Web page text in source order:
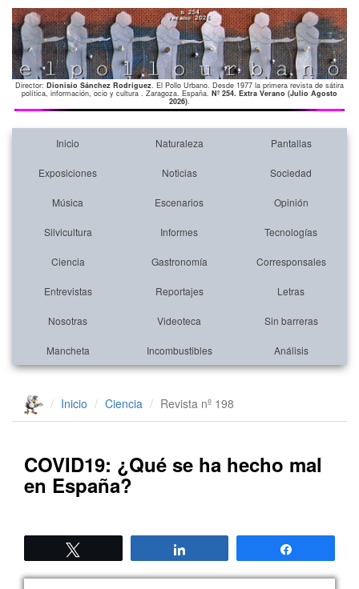
Director: Dionisio Sánchez Rodríguez. El Pollo Urbano. Desde 1977 la primera revista de sátira
política, información, ocio y cultura . Zaragoza. España. Nº 254. Extra Verano (Julio Agosto
2026).
Inicio Naturaleza Pantallas
Exposiciones Noticias Sociedad
Música Escenarios Opinión
Silvicultura Informes Tecnologías
Ciencia Gastronomía Corresponsales
Entrevistas Reportajes Letras
Nosotras Videoteca Sin barreras
Mancheta Incombustibles Análisis
Inicio Ciencia Revista nº 198
COVID19: ¿Qué se ha hecho mal
en España?